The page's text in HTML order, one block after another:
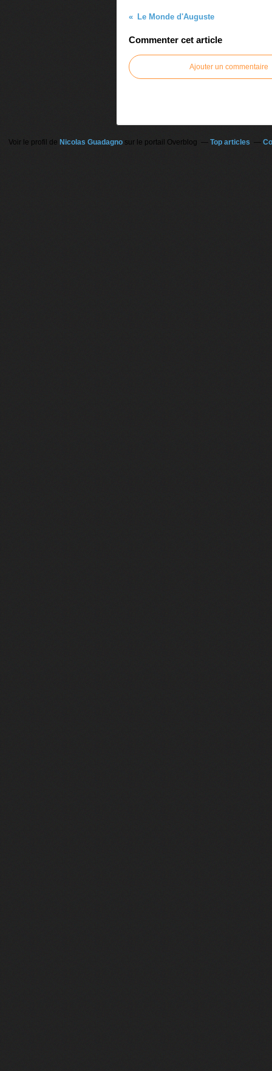
Le Monde d'Auguste
Commenter cet article
Ajouter un commentaire
Voir le profil de Nicolas Guadagnosur le portail Overblog Top articles